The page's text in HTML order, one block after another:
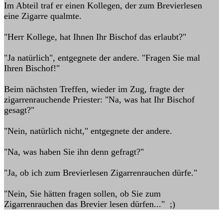
Im Abteil traf er einen Kollegen, der zum Brevierlesen
eine Zigarre qualmte.
"Herr Kollege, hat Ihnen Ihr Bischof das erlaubt?"
"Ja natürlich", entgegnete der andere. "Fragen Sie mal
Ihren Bischof!"
Beim nächsten Treffen, wieder im Zug, fragte der
zigarrenrauchende Priester: "Na, was hat Ihr Bischof
gesagt?"
"Nein, natürlich nicht," entgegnete der andere.
"Na, was haben Sie ihn denn gefragt?"
"Ja, ob ich zum Brevierlesen Zigarrenrauchen dürfe."
"Nein, Sie hätten fragen sollen, ob Sie zum
Zigarrenrauchen das Brevier lesen dürfen..." ;)